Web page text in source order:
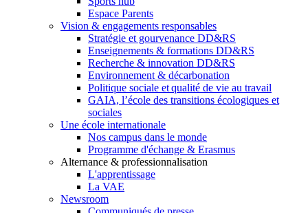
Espace Parents
Vision & engagements responsables
Stratégie et gourvenance DD&RS
Enseignements & formations DD&RS
Recherche & innovation DD&RS
Environnement & décarbonation
Politique sociale et qualité de vie au travail
GAIA, l’école des transitions écologiques et
sociales
Une école internationale
Nos campus dans le monde
Programme d'échange & Erasmus
Alternance & professionnalisation
L'apprentissage
La VAE
Newsroom